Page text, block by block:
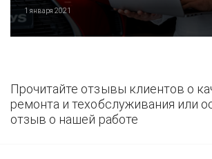
1 января 2021
Прочитайте отзывы клиентов о
ремонта и техобслуживания или
отзыв о нашей работе